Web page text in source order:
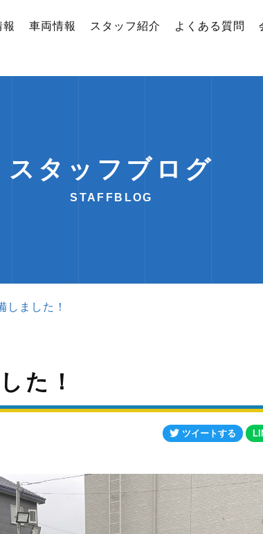
報 車両情報 スタッフ紹介 よくある質問
スタッフブログ
STAFFBLOG
しました！
た！
ツイートする